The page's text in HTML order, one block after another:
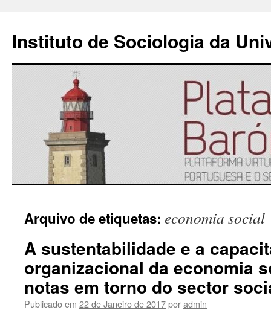
Instituto de Sociologia da
para
conteúdo
Arquivo de etiquetas: economia social
A sustentabilidade e a
organizacional da economia
notas em torno do sector
Publicado em 22 de Janeiro de 2017poradmin